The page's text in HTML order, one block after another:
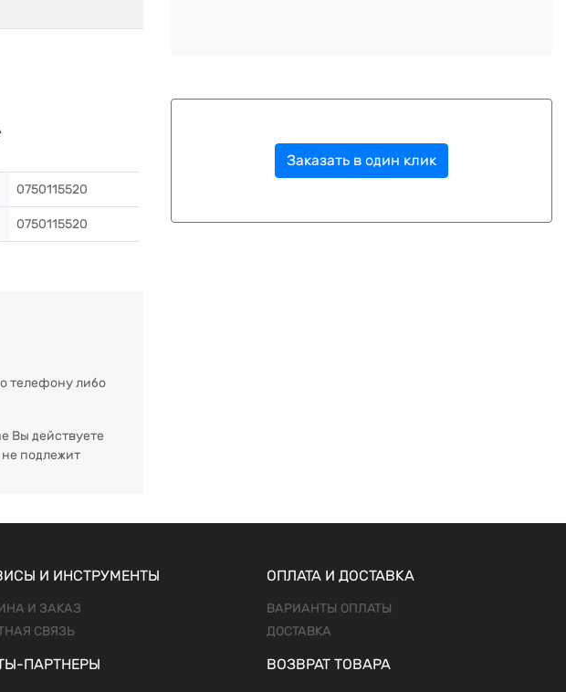
0750115520
0750115520
телефону либо
Вы действуете
подлежит
Заказать в один клик
И ИНСТРУМЕНТЫ
И ЗАКАЗ
СВЯЗЬ
ПАРТНЕРЫ
ОПЛАТА И ДОСТАВКА
ВАРИАНТЫ ОПЛАТЫ
ДОСТАВКА
ВОЗВРАТ ТОВАРА